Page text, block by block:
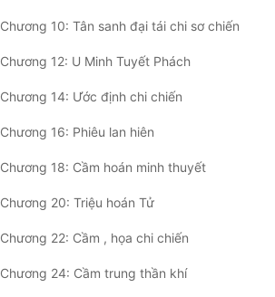
Chương 10: Tân sanh đại tái chi sơ chiến
Chương 12: U Minh Tuyết Phách
Chương 14: Ước định chi chiến
Chương 16: Phiêu lan hiên
Chương 18: Cầm hoán minh thuyết
Chương 20: Triệu hoán Tử
Chương 22: Cầm , họa chi chiến
Chương 24: Cầm trung thần khí